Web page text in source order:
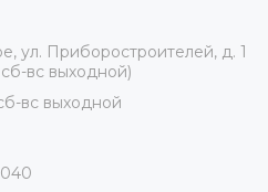
ул. Приборостроителей, д. 1
вс выходной)
вс выходной